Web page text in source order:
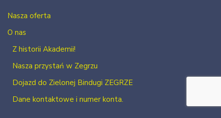
Nasza oferta
O nas
Z historii Akademii!
Nasza przystań w Zegrzu
Dojazd do Zielonej Bindugi ZEGRZE
Dane kontaktowe i numer konta.